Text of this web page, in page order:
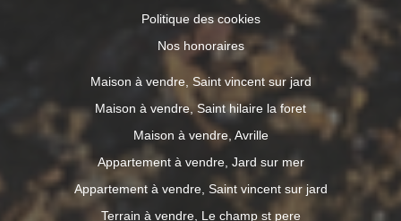
Politique des cookies
Nos honoraires
Maison à vendre, Saint vincent sur jard
Maison à vendre, Saint hilaire la foret
Maison à vendre, Avrille
Appartement à vendre, Jard sur mer
Appartement à vendre, Saint vincent sur jard
Terrain à vendre, Le champ st pere